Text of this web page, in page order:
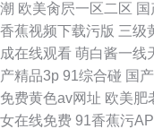
潮 欧美肏屄一区二区
香蕉视频下载污版 三级
成在线观看 萌白酱一线
产精品3p 91综合碰 国
免费黄色av网址 欧美肥
女在线免费 91香蕉污